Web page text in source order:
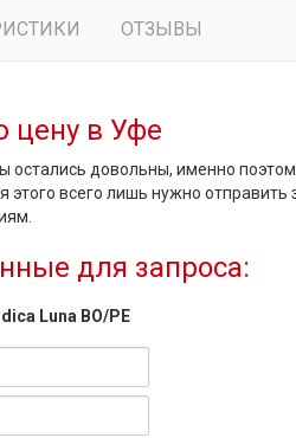
ОТЗЫВЫ
в Уфе
остались довольны, именно
этого всего лишь нужно
для запроса:
Luna BO/PE